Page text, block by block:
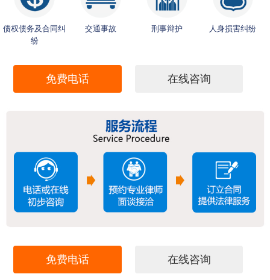
债权债务及合同纠
纷
交通事故 刑事辩护 人身损害纠纷
免费电话 在线咨询
免费电话 在线咨询